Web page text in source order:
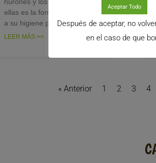
ellas es la forma para proceder
a su higiene personal
LEER MÁS >>
« Anterior 1 2 3 4
Aceptar Todo
Después de aceptar, no
en el caso de que